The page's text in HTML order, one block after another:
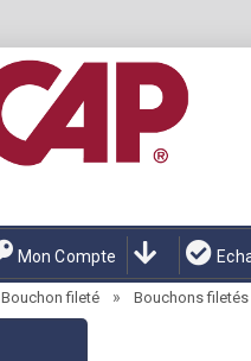
Mon Compte
Bouchon fileté » Bouchons filetés